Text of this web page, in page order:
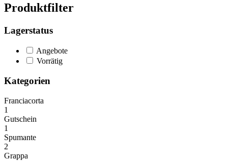
Produktfilter
Lagerstatus
Angebote
Vorrätig
Kategorien
Franciacorta
1
Gutschein
1
Spumante
2
Grappa